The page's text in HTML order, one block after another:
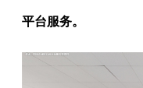
平台服务。